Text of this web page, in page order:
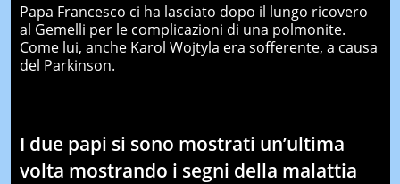
Papa Francesco ci ha lasciato dopo il lungo ricovero
al Gemelli per le complicazioni di una polmonite.
Come lui, anche Karol Wojtyla era sofferente, a causa
del Parkinson.
I due papi si sono mostrati un’ultima
volta mostrando i segni della malattia